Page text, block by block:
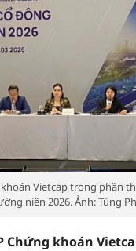
Vietcap trong phần
niên 2026. Ảnh: Tùng
Chứng khoán